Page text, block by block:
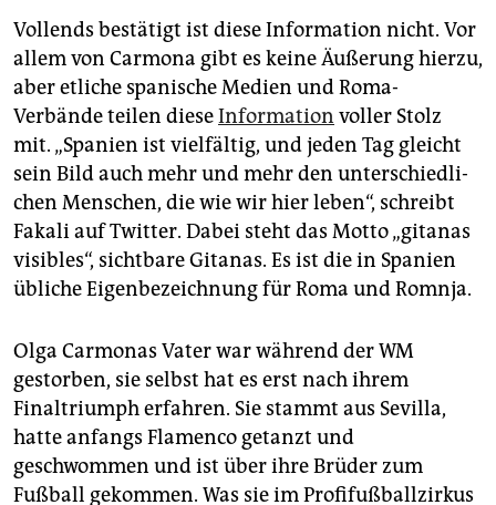
Vollends bestätigt ist diese Information nicht. Vor
allem von Carmona gibt es keine Äußerung hierzu,
aber etliche spanische Medien und Roma-
Verbände teilen dieseInformation voller Stolz
mit. „Spanien ist vielfältig, und jeden Tag gleicht
sein Bild auch mehr und mehr den unter­schied­li­
chen Men­schen, die wie wir hier leben“, schreibt
Fakali auf Twitter. Dabei steht das Motto „gitanas
visibles“, sicht­bare Gitanas. Es ist die in Spanien
übliche Eigenbezeichnung für Roma und Romnja.
Olga Carmonas Vater war während der WM
gestorben, sie selbst hat es erst nach ihrem
Finaltriumph erfahren. Sie stammt aus Sevilla,
hatte anfangs Flamenco getanzt und
geschwommen und ist über ihre Brüder zum
Fußball gekommen. Was sie im Profifußballzirkus